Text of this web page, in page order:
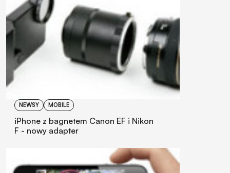
NEWSY MOBILE
iPhone z bagnetem Canon EF i Nikon
F - nowy adapter